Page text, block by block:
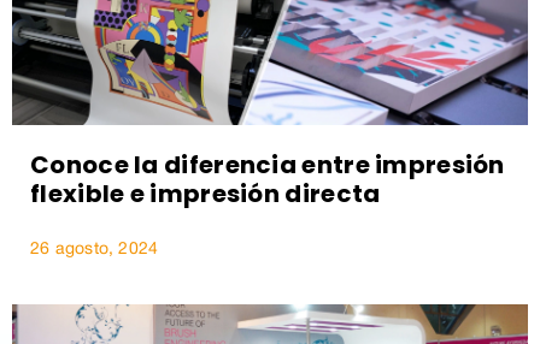
Conoce la diferencia entre impresión
flexible e impresión directa
26 agosto, 2024